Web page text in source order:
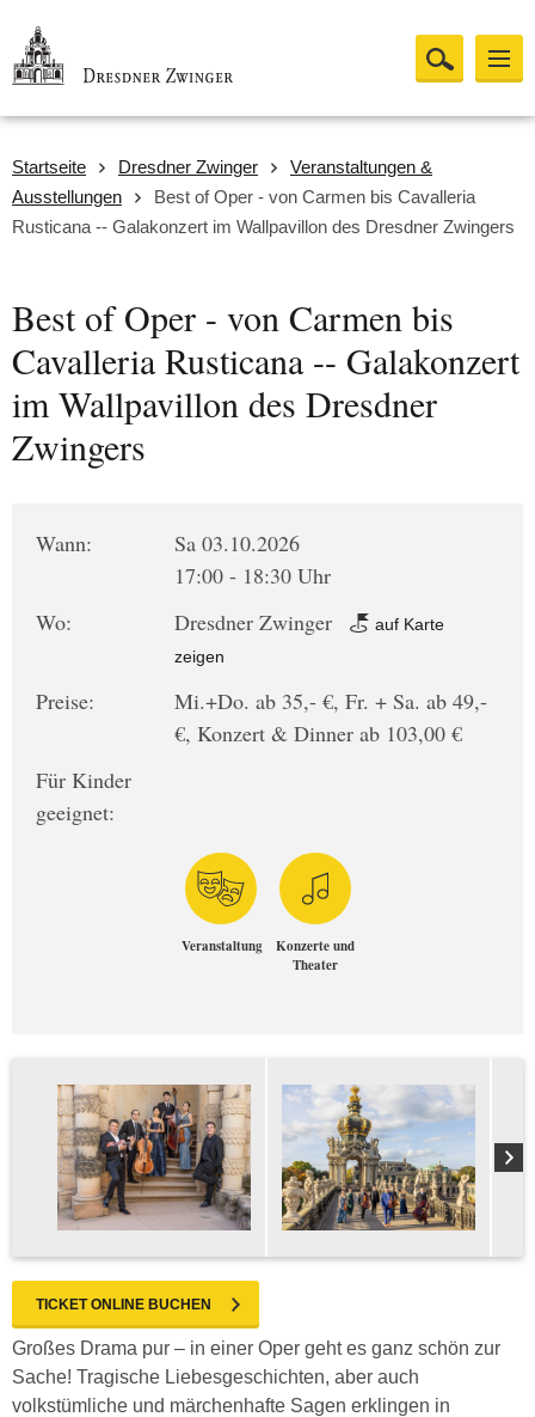
Startseite Dresdner Zwinger
Veranstaltungen &
Ausstellungen
Best of Oper - von Carmen bis Cavalleria
Rusticana -- Galakonzert im Wallpavillon des Dresdner Zwingers
Best of Oper - von Carmen bis
Cavalleria Rusticana -- Galakonzert
im Wallpavillon des Dresdner
Zwingers
Wann:
Sa 03.10.2026
17:00 - 18:30 Uhr
Wo:
Dresdner Zwinger
auf Karte
zeigen
Preise:
Mi.+Do. ab 35,- €, Fr. + Sa. ab 49,-
€, Konzert & Dinner ab 103,00 €
Für Kinder
geeignet:
Veranstaltung
Konzerte und
Theater
TICKET ONLINE BUCHEN
Großes Drama pur – in einer Oper geht es ganz schön zur
Sache! Tragische Liebesgeschichten, aber auch
volkstümliche und märchenhafte Sagen erklingen in